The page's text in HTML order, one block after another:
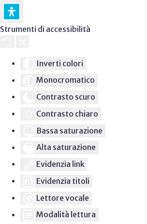
Strumenti di accessibilità
Inverti colori
Monocromatico
Contrasto scuro
Contrasto chiaro
Bassa saturazione
Alta saturazione
Evidenzia link
Evidenzia titoli
Lettore vocale
Modalità lettura